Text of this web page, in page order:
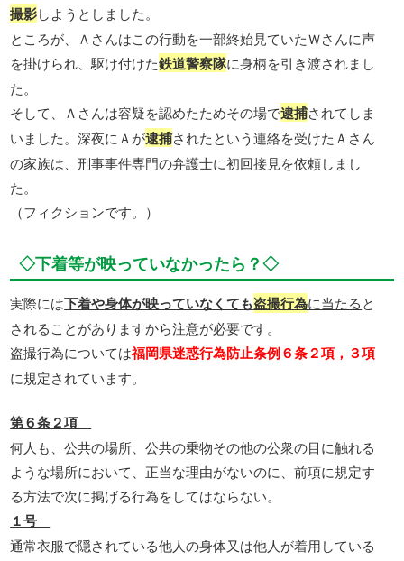
撮影しようとしました。
ところが、Ａさんはこの行動を一部終始見ていたＷさんに声
を掛けられ、駆け付けた鉄道警察隊に身柄を引き渡されまし
た。
そして、Ａさんは容疑を認めたためその場で逮捕されてしま
いました。深夜にＡが逮捕されたという連絡を受けたＡさん
の家族は、刑事事件専門の弁護士に初回接見を依頼しまし
た。
（フィクションです。）
◇下着等が映っていなかったら？◇
実際には下着や身体が映っていなくても盗撮行為に当たると
されることがありますから注意が必要です。
盗撮行為については福岡県迷惑行為防止条例６条２項，３項
に規定されています。
第６条２項
何人も、公共の場所、公共の乗物その他の公衆の目に触れる
ような場所において、正当な理由がないのに、前項に規定す
る方法で次に掲げる行為をしてはならない。
１号
通常衣服で隠されている他人の身体又は他人が着用している